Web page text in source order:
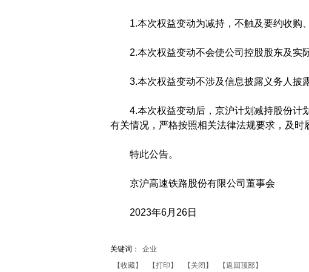
1.本次权益变动为减持，不触及要约收购、
2.本次权益变动不会使公司控股股东及实际
3.本次权益变动不涉及信息披露义务人披露
4.本次权益变动后，京沪计划减持股份计
有关情况，严格按照相关法律法规要求，及时
特此公告。
京沪高速铁路股份有限公司董事会
2023年6月26日
关键词：
企业
【收藏】
【打印】 【关闭】
【返回顶部】